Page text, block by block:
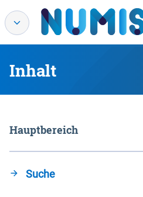
Inhalt
Hauptbereich
Suche